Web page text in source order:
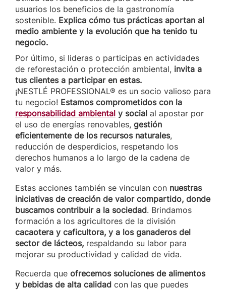
usuarios los beneficios de la gastronomía
sostenible. Explica cómo tus prácticas aportan al
medio ambiente y la evolución que ha tenido tu
negocio.
Por último, si lideras o participas en actividades
de reforestación o protección ambiental, invita a
tus clientes a participar en estas.
¡NESTLÉ PROFESSIONAL® es un socio valioso para
tu negocio! Estamos comprometidos con la
responsabilidad ambiental y social al apostar por
el uso de energías renovables, gestión
eficientemente de los recursos naturales,
reducción de desperdicios, respetando los
derechos humanos a lo largo de la cadena de
valor y más.
Estas acciones también se vinculan con nuestras
iniciativas de creación de valor compartido, donde
buscamos contribuir a la sociedad. Brindamos
formación a los agricultores de la división
cacaotera y caficultora, y a los ganaderos del
sector de lácteos, respaldando su labor para
mejorar su productividad y calidad de vida.
Recuerda que ofrecemos soluciones de alimentos
y bebidas de alta calidad con las que puedes